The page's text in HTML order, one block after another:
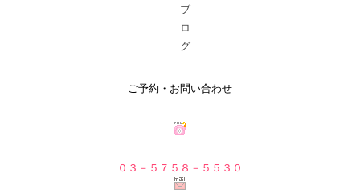
ご予約・お問い合わせ
０３－５７５８－５ ５３０